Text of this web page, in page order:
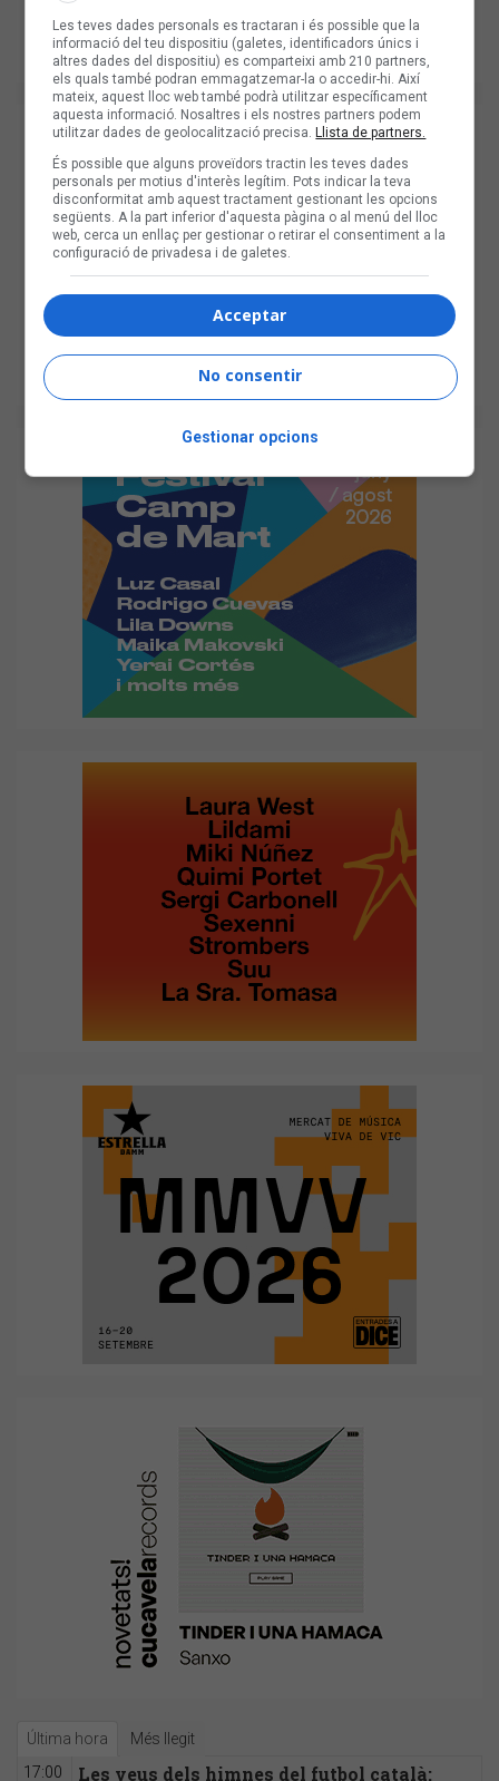
Última hora Més llegit
17:00 Les veus dels himnes del futbol català:
Les teves dades personals es tractaran i és possible que la
informació del teu dispositiu (galetes, identificadors únics i
altres dades del dispositiu) es comparteixi amb 210 partners,
els quals també podran emmagatzemar-la o accedir-hi. Així
mateix, aquest lloc web també podrà utilitzar específicament
aquesta informació. Nosaltres i els nostres partners podem
utilitzar dades de geolocalització precisa. Llista de partners.
És possible que alguns proveïdors tractin les teves dades
personals per motius d'interès legítim. Pots indicar la teva
disconformitat amb aquest tractament gestionant les opcions
següents. A la part inferior d'aquesta pàgina o al menú del lloc
web, cerca un enllaç per gestionar o retirar el consentiment a la
configuració de privadesa i de galetes.
Acceptar
No consentir
Gestionar opcions